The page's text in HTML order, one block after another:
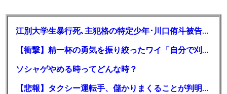
江別大学生暴行死､主犯格の特定少年･川口侑斗被告に無期懲役判決 当時17歳の少年には懲役30年の判決
【衝撃】精一杯の勇気を振り絞ったワイ「自分で刈り上げしてみよう」→結果・・・・・
ソシャゲやめる時ってどんな時？
【悲報】タクシー運転手、儲かりまくることが判明ｗｗｗｗｗｗｗｗ